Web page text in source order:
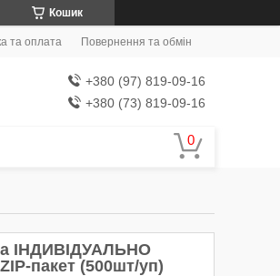
Кошик
та оплата Повернення та обмін
+380 (97) 819-09-16
+380 (73) 819-09-16
ІНДИВІДУАЛЬНО
пакет (500шт/уп)